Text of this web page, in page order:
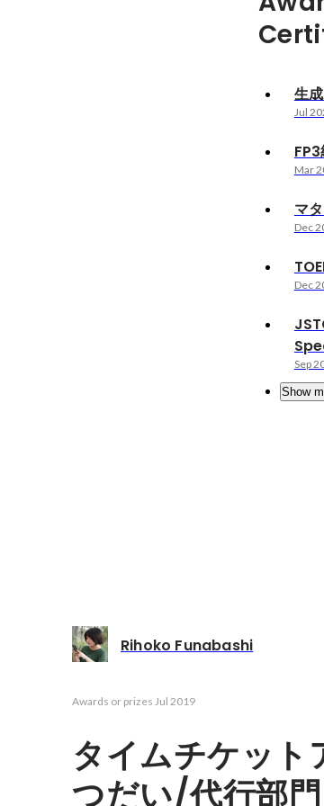
生
Jul
Mar
マ
Dec
Dec
Sep
Show
Rihoko Funabashi
Awards or prizes Jul 2019
タイムチケッ
つだい/代行部門